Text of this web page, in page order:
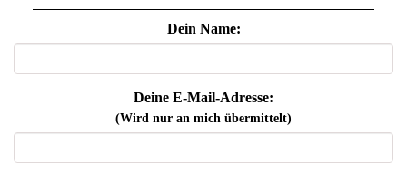
Dein Name:
Deine E-Mail-Adresse:
(Wird nur an mich übermittelt)